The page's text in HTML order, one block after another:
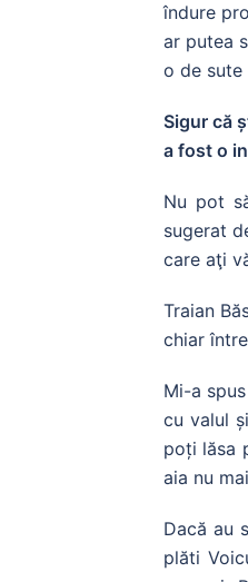
îndure
ar putea
o de
Sigur că
a fost o
Nu pot
sugerat
care aţi
Traian
chiar
Mi-a
cu valul
poți lăsa
aia nu
Dacă au
plăti